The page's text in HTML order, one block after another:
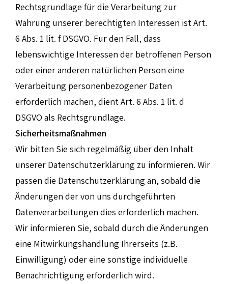
Rechtsgrundlage für die Verarbeitung zur
Wahrung unserer berechtigten Interessen ist Art.
6 Abs. 1 lit. f DSGVO. Für den Fall, dass
lebenswichtige Interessen der betroffenen Person
oder einer anderen natürlichen Person eine
Verarbeitung personenbezogener Daten
erforderlich machen, dient Art. 6 Abs. 1 lit. d
DSGVO als Rechtsgrundlage.
Sicherheitsmaßnahmen
Wir bitten Sie sich regelmäßig über den Inhalt
unserer Datenschutzerklärung zu informieren. Wir
passen die Datenschutzerklärung an, sobald die
Änderungen der von uns durchgeführten
Datenverarbeitungen dies erforderlich machen.
Wir informieren Sie, sobald durch die Änderungen
eine Mitwirkungshandlung Ihrerseits (z.B.
Einwilligung) oder eine sonstige individuelle
Benachrichtigung erforderlich wird.